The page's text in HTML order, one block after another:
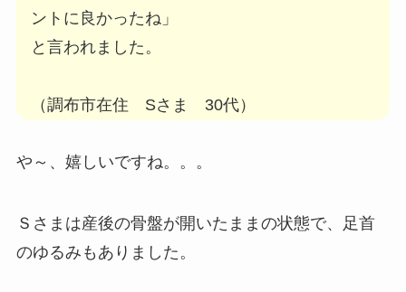
ントに良かったね」
と言われました。
（調布市在住 Sさま 30代）
や～、嬉しいですね。。。
Ｓさまは産後の骨盤が開いたままの状態で、足首
のゆるみもありました。